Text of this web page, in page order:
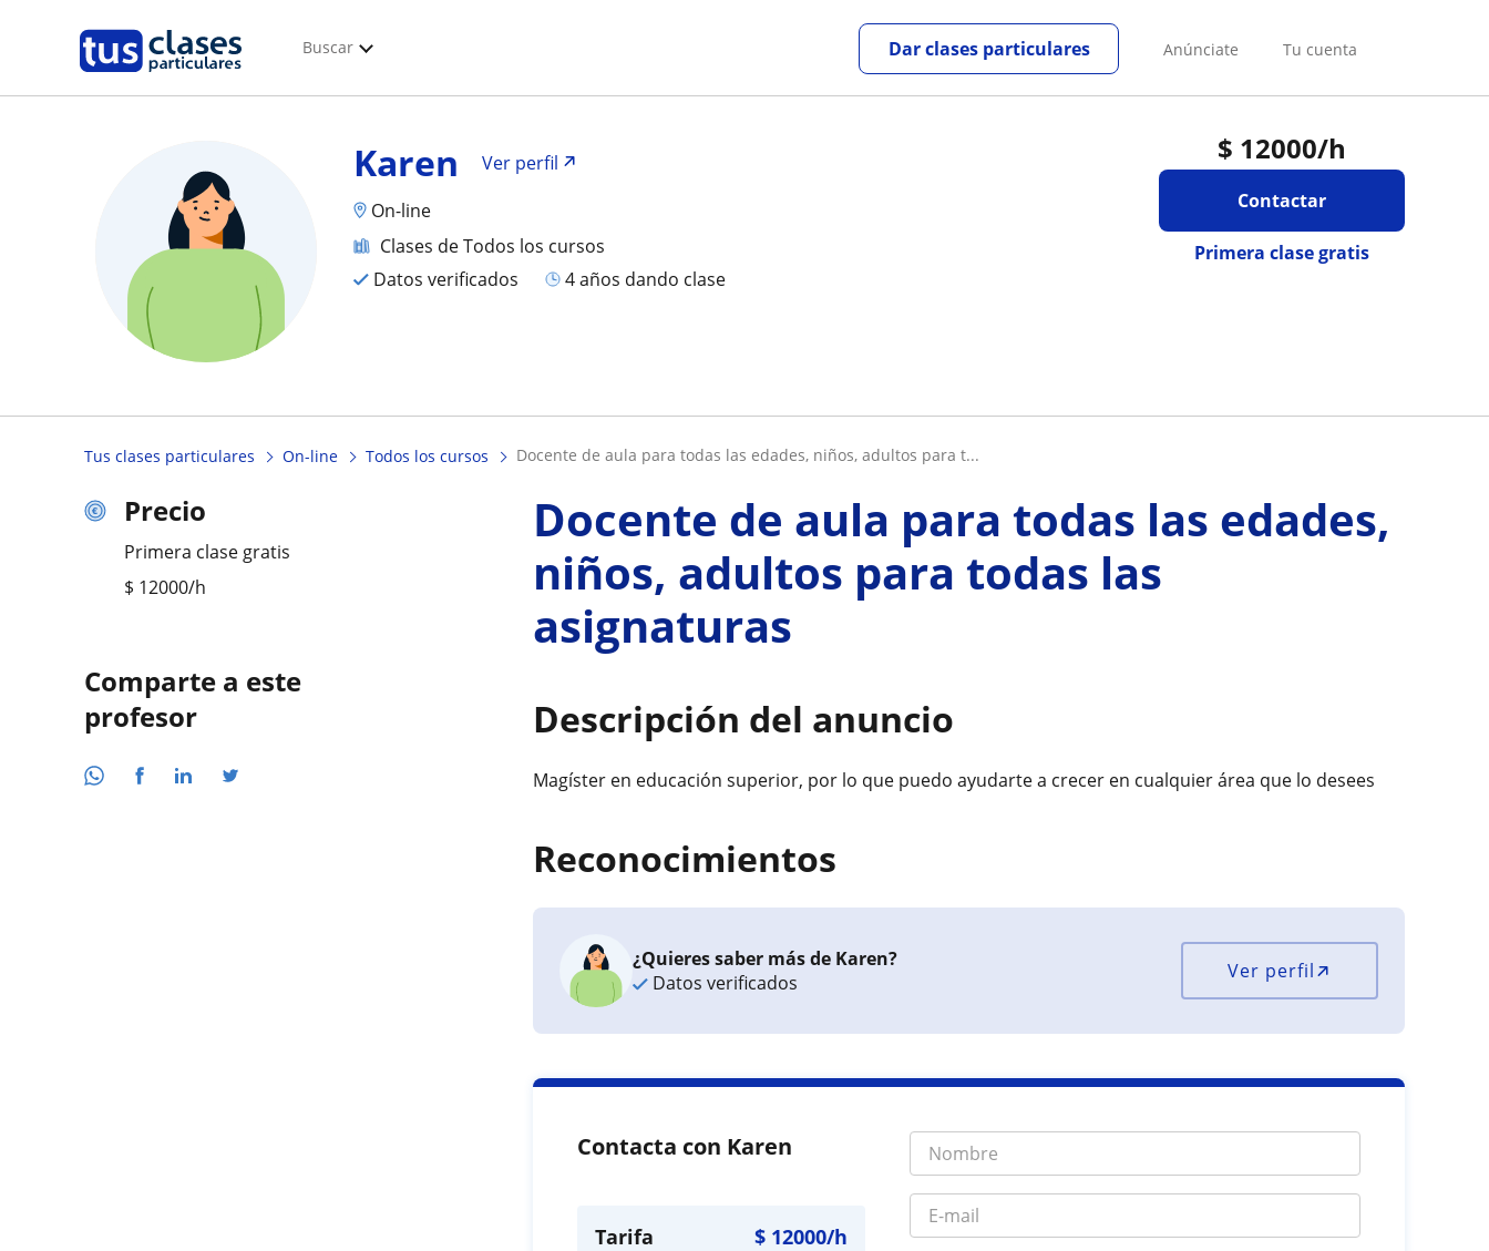
Buscar Anúnciate Tu cuenta
Dar clases particulares
$ 12000/h
Contactar
Primera clase gratis
Karen
Ver perfil
On-line
Clases de Todos los cursos
Datos verificados
4 años dando clase
Tus clases particulares On-line Todos los cursos docente de aula para todas las edades, niños, adultos para t...
Precio
Primera clase gratis
$ 12000/h
Comparte a este
profesor
Docente de aula para todas las edades,
niños, adultos para todas las
asignaturas
Descripción del anuncio
Magíster en educación superior, por lo que puedo ayudarte a crecer en cualquier área que lo desees
Reconocimientos
¿Quieres saber más de Karen?
Datos verificados
Ver perfil
Contacta con Karen
Tarifa $ 12000/h